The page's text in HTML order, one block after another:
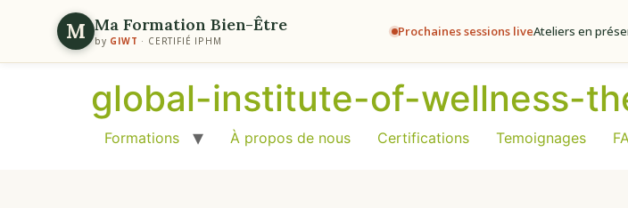
M Ma Formation Bien-Être
by GIWT · CERTIFIÉ IPHM
Prochaines sessions liveAteliers en
global-institute-of-wellness-
Formations À propos de nous Certifications Temoignages